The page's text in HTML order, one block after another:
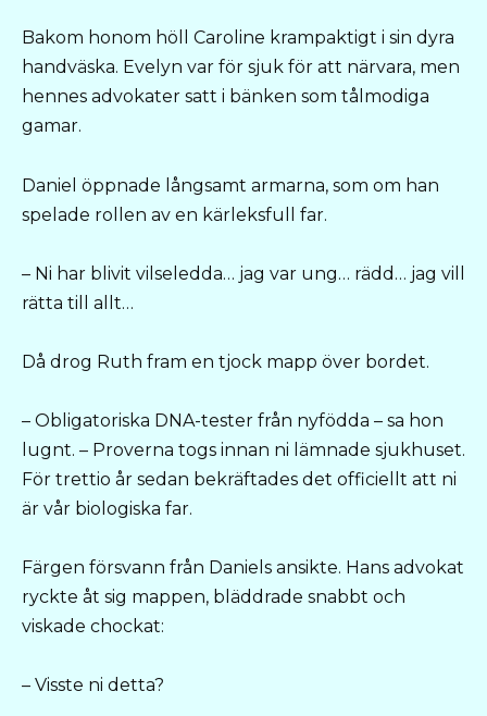
Bakom honom höll Caroline krampaktigt i sin dyra
handväska. Evelyn var för sjuk för att närvara, men
hennes advokater satt i bänken som tålmodiga
gamar.
Daniel öppnade långsamt armarna, som om han
spelade rollen av en kärleksfull far.
– Ni har blivit vilseledda… jag var ung… rädd… jag vill
rätta till allt…
Då drog Ruth fram en tjock mapp över bordet.
– Obligatoriska DNA-tester från nyfödda – sa hon
lugnt. – Proverna togs innan ni lämnade sjukhuset.
För trettio år sedan bekräftades det officiellt att ni
är vår biologiska far.
Färgen försvann från Daniels ansikte. Hans advokat
ryckte åt sig mappen, bläddrade snabbt och
viskade chockat:
– Visste ni detta?